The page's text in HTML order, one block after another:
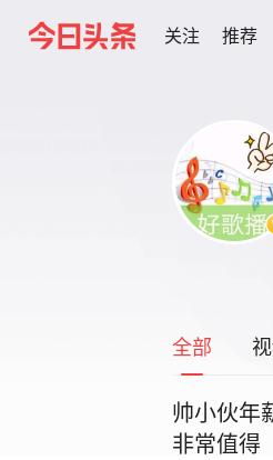
关注 推荐
全部
帅小伙年
非常值得